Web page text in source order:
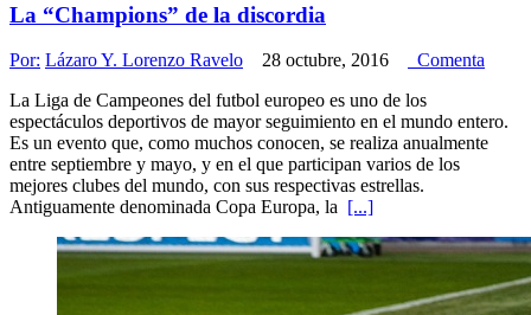
La “Champions” de la discordia
Por: Lázaro Y. Lorenzo Ravelo 28 octubre, 2016
Comenta
La Liga de Campeones del futbol europeo es uno de los
espectáculos deportivos de mayor seguimiento en el mundo entero.
Es un evento que, como muchos conocen, se realiza anualmente
entre septiembre y mayo, y en el que participan varios de los
mejores clubes del mundo, con sus respectivas estrellas.
Antiguamente denominada Copa Europa, la [...]